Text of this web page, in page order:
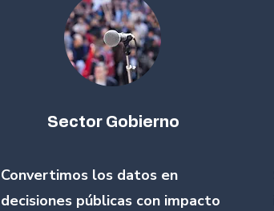
Sector Gobierno
Convertimos los datos en
decisiones públicas con impacto